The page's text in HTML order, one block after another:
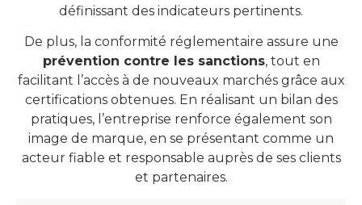
définissant des indicateurs pertinents.
De plus, la conformité réglementaire assure une
prévention contre les sanctions, tout en
facilitant l’accès à de nouveaux marchés grâce aux
certifications obtenues. En réalisant un bilan des
pratiques, l’entreprise renforce également son
image de marque, en se présentant comme un
acteur fiable et responsable auprès de ses clients
et partenaires.